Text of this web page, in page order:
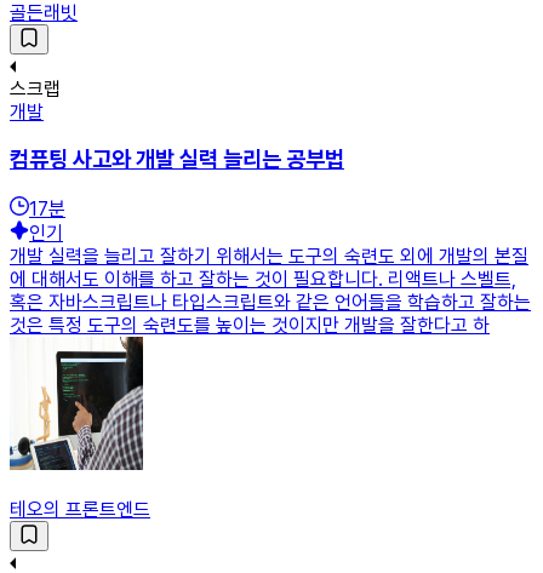
골든래빗
스크랩
개발
컴퓨팅 사고와 개발 실력 늘리는 공부법
17분
인기
개발 실력을 늘리고 잘하기 위해서는 도구의 숙련도 외에 개발의 본질
에 대해서도 이해를 하고 잘하는 것이 필요합니다. 리액트나 스벨트,
혹은 자바스크립트나 타입스크립트와 같은 언어들을 학습하고 잘하는
것은 특정 도구의 숙련도를 높이는 것이지만 개발을 잘한다고 하
테오의 프론트엔드